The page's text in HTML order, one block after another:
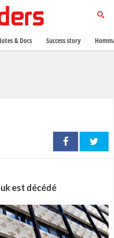
est décédé
& Docs Success story